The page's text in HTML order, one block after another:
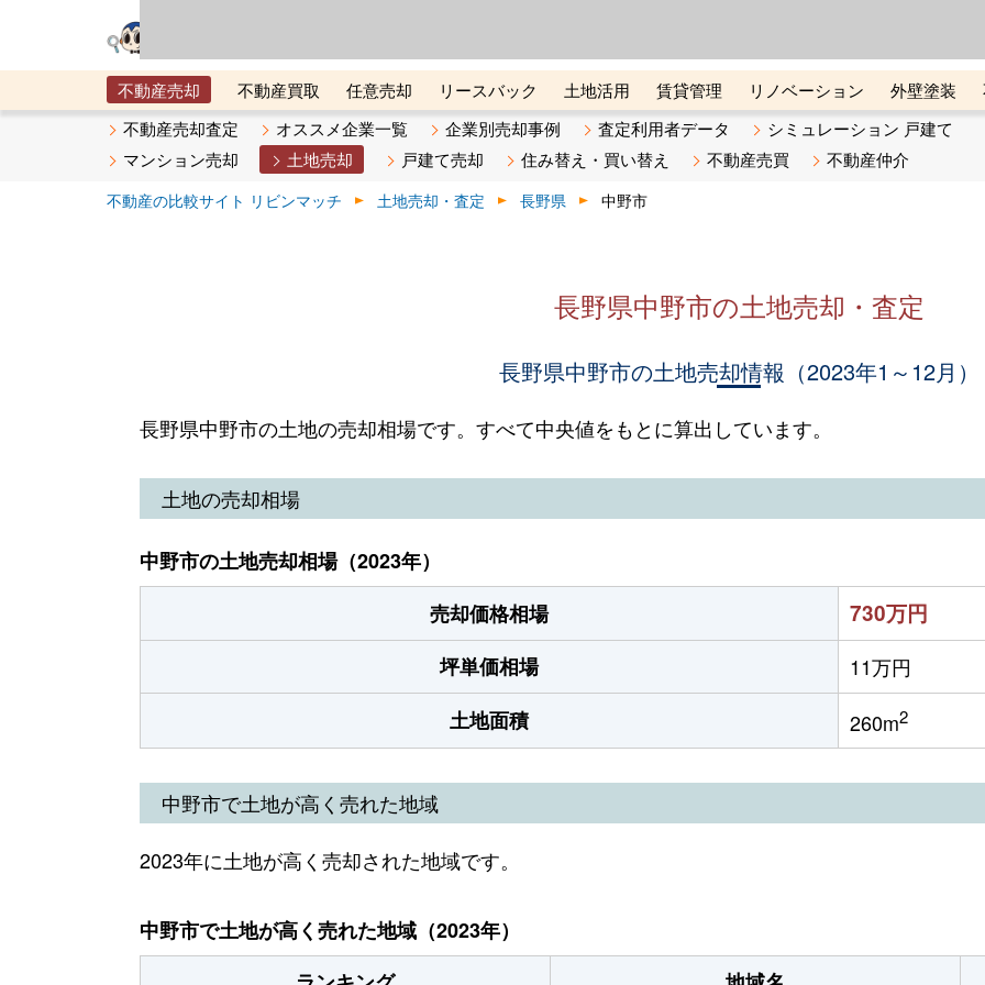
不動産売却 不動産買取 任意売却 リースバック 土地活用 賃貸管理 リノベーション 外壁塗装
メタ住宅展示場
ベスト不動産カンパニー オンライン講座 リビンマガジンBiz 不動産売却ご相談デスク
不動産売却査定 オススメ企業一覧 企業別売却事例 査定利用者データ
シミュレーション 戸建て
マンション売却
土地売却 戸建て売却 住み替え・買い替え 不動産売買 不動産仲介
不動産の比較サイト リビンマッチ 土地売却・査定 長野県 中野市
長野県中野市の土地売却・査定
長野県中野市の土地売却情報（2023年1～12月）
長野県中野市の土地の売却相場です。すべて中央値をもとに算出しています。
土地の売却相場
中野市の土地売却相場（2023年）
売却価格相場
730万円
坪単価相場
11万円
土地面積
260m2
中野市で土地が高く売れた地域
2023年に土地が高く売却された地域です。
中野市で土地が高く売れた地域（2023年）